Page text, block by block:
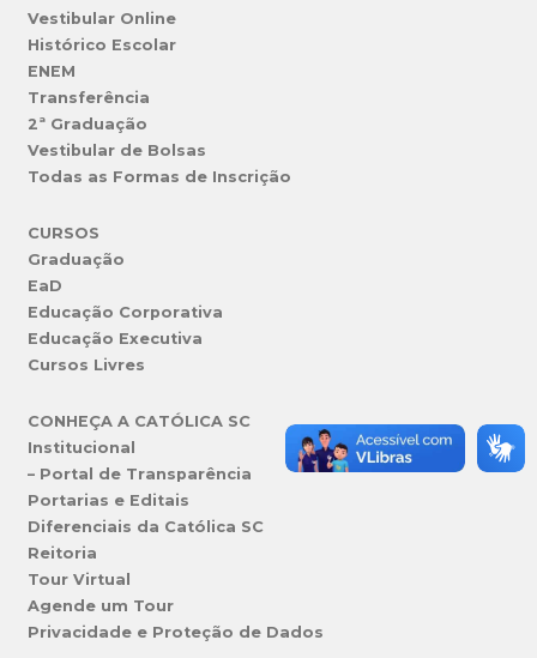
Vestibular Online
Histórico Escolar
ENEM
Transferência
2ª Graduação
Vestibular de Bolsas
Todas as Formas de Inscrição
CURSOS
Graduação
EaD
Educação Corporativa
Educação Executiva
Cursos Livres
CONHEÇA A CATÓLICA SC
Institucional
– Portal de Transparência
Portarias e Editais
Diferenciais da Católica SC
Reitoria
Tour Virtual
Agende um Tour
Privacidade e Proteção de Dados